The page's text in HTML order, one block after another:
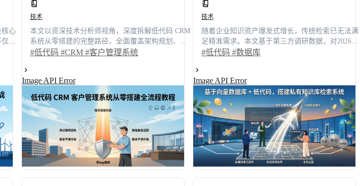
核心
效
，
数
术
搭
技术
本文以资深技术分析师视角，深度拆解低代码 CRM
系统从零搭建的完整路径，全面覆盖架构规划、数
据建模、流程编排至生产上线的全生命周期。结合
幅降低后期维护成本。文中穿插真实业务场景案例
与主流厂商能力矩阵对比，为技术决策者与研发负
责人提供可落地的实施策略与避坑指南，助力企业
高效完成数字化底座升级。
#低代码 #CRM #客户管理系统
Image API Error
技术
随着企业知识资产爆发式增长，传统检索已无法满
足精准需求。本文基于第三方调研数据，对2026年
七大主流低代码平台进行深度测评。通过功能完整
索准确率提升至94.5%。技术决策者可通过本文对
矩阵与实战案例，快速锁定最适合自身业务的技术
方案，实现数字化降本增效。
#低代码 #数据库
Image API Error